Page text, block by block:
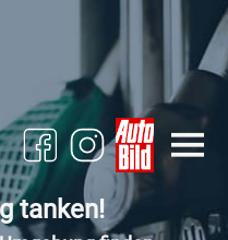
tanken!